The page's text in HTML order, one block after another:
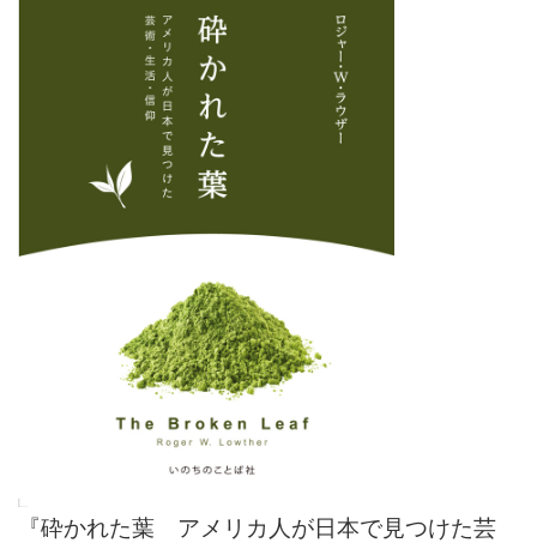
『砕かれた葉 アメリカ人が日本で見つけた芸